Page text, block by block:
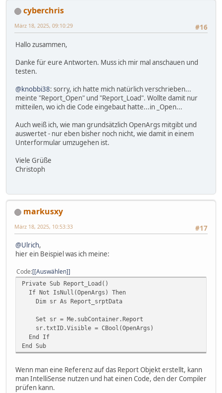
cyberchris
#16
März 18, 2025, 09:10:29
Hallo zusammen,
Danke für eure Antworten. Muss ich mir mal anschauen und
testen.
@knobbi38: sorry, ich hatte mich natürlich verschrieben...
meinte "Report_Open" und "Report_Load". Wollte damit nur
mitteilen, wo ich die Code eingebaut hatte...in _Open...
Auch weiß ich, wie man grundsätzlich OpenArgs mitgibt und
auswertet - nur eben bisher noch nicht, wie damit in einem
Unterformular umzugehen ist.
Viele Grüße
Christoph
markusxy
#17
März 18, 2025, 10:53:33
@Ulrich,
hier ein Beispiel was ich meine:
Code [Auswählen]
Private Sub Report_Load()
If Not IsNull(OpenArgs) Then
Dim sr As Report_srptData
Set sr = Me.subContainer.Report
sr.txtID.Visible = CBool(OpenArgs)
End If
End Sub
Wenn man eine Referenz auf das Report Objekt erstellt, kann
man IntelliSense nutzen und hat einen Code, den der Compiler
prüfen kann.